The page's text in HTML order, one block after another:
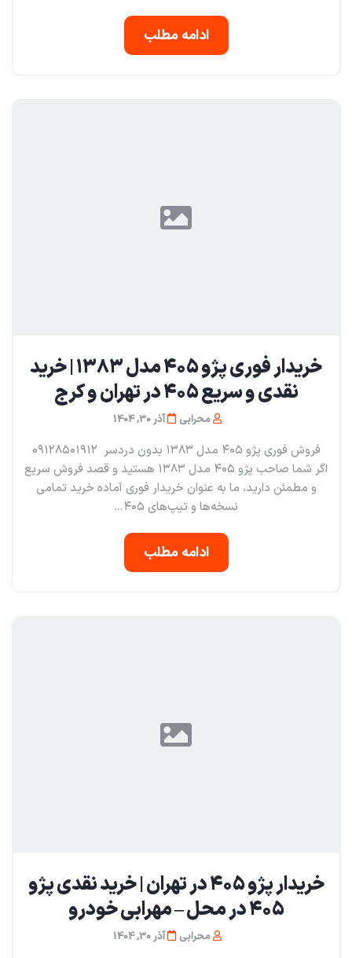
ادامه مطلب
خریدار فوری پژو ۴۰۵ مدل ۱۳۸۳ | خرید
نقدی و سریع ۴۰۵ در تهران و کرج
محرابی آذر 30, 1404
فروش فوری پژو ۴۰۵ مدل ۱۳۸۳ بدون دردسر ۰۹۱۲۸۵۰۱۹۱۲
اگر شما صاحب پژو ۴۰۵ مدل ۱۳۸۳ هستید و قصد فروش سریع
و مطمئن دارید، ما به عنوان خریدار فوری آماده خرید تمامی
نسخه‌ها و تیپ‌های ۴۰۵...
ادامه مطلب
خریدار پژو ۴۰۵ در تهران | خرید نقدی پژو
۴۰۵ در محل – مهرابی خودرو
محرابی آذر 30, 1404